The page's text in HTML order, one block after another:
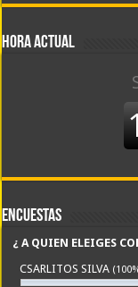
Hora actual
Encuestas
¿ A QUIEN ELEIGES
CSARLITOS SILVA